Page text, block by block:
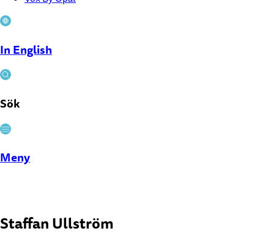
In English
Sök
Stäng
Meny
Staffan Ullström